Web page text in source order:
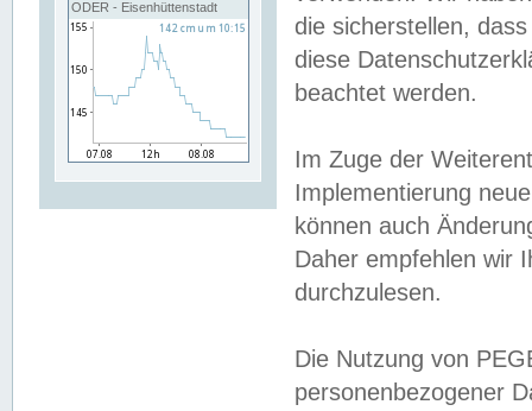
ODER - Eisenhüttenstadt
die sicherstellen,
diese
beachtet werden.
Im Zuge der
Implementierung
können auch
Daher empfehlen wir
durchzulesen.
Die Nutzung von
personenbezogener